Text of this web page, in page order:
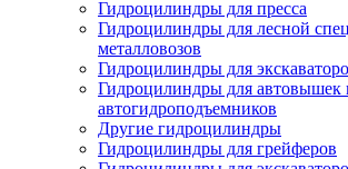
Гидроцилиндры для пресса
Гидроцилиндры для лесной
металловозов
Гидроцилиндры для
Гидроцилиндры для автовышек
автогидроподъемников
Другие гидроцилиндры
Гидроцилиндры для грейферов